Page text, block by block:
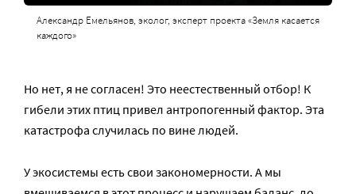
Александр Емельянов, эколог, эксперт проекта «Земля касается
каждого»
Но нет, я не согласен! Это неестественный отбор! К
гибели этих птиц привел антропогенный фактор. Эта
катастрофа случилась по вине людей.
У экосистемы есть свои закономерности. А мы